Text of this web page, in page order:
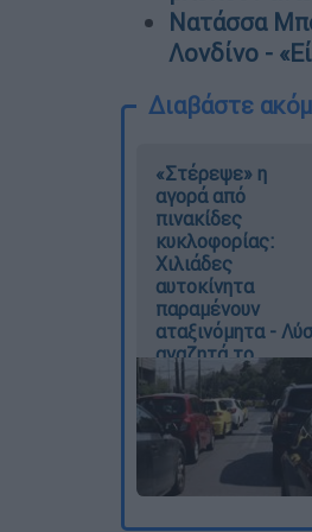
Νατάσσα
Λονδίνο -
Διαβάστε
«Στέρεψε» η
αγορά από
πινακίδες
κυκλοφορίας:
Χιλιάδες
αυτοκίνητα
παραμένουν
αταξινόμητα -
αναζητά το
υπουργείο